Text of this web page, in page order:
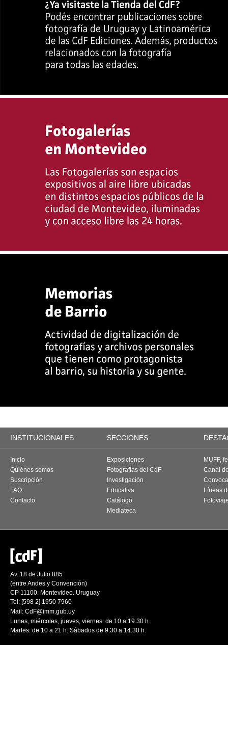
INSTITUCIONALES SECCIONES
Inicio
Quiénes somos
Suscripción
FAQ
Contacto
Exposiciones
Fotografías del CdF
Investigación
Educativa
Catálogo
Mediateca
MUFF,
Canal
Líneas
Av. 18 de Julio 885
(entre Andes y Convención)
CP 11100. Montevideo. Uruguay
Tel: [598 2] 1950 7960
Mail: CdF@imm.gub.uy
Lunes, miércoles, jueves, viernes: de 10 a 19.30 h.
Martes: de 10 a 21 h. Sábados de 9.30 a 14.30 h.